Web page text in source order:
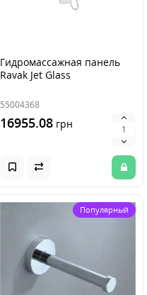
Гидромассажная панель
Ravak Jet Glass
55004368
16955.08 грн
Популярный